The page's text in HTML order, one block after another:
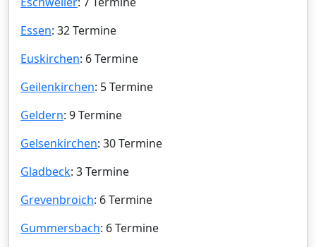
Essen: 32 Termine
Euskirchen: 6 Termine
Geilenkirchen: 5 Termine
Geldern: 9 Termine
Gelsenkirchen: 30 Termine
Gladbeck: 3 Termine
Grevenbroich: 6 Termine
Gummersbach: 6 Termine